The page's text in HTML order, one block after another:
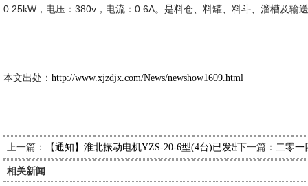
0.25kW，电压：380v，电流：0.6A。是料仓、料罐、料斗、溜槽及输
本文出处： http://www.xjzdjx.com/News/newshow1609.html
上一篇： 【通知】淮北振动电机YZS-20-6型(4台)已发出，请王经理查收
下一篇： 二零一
相关新闻